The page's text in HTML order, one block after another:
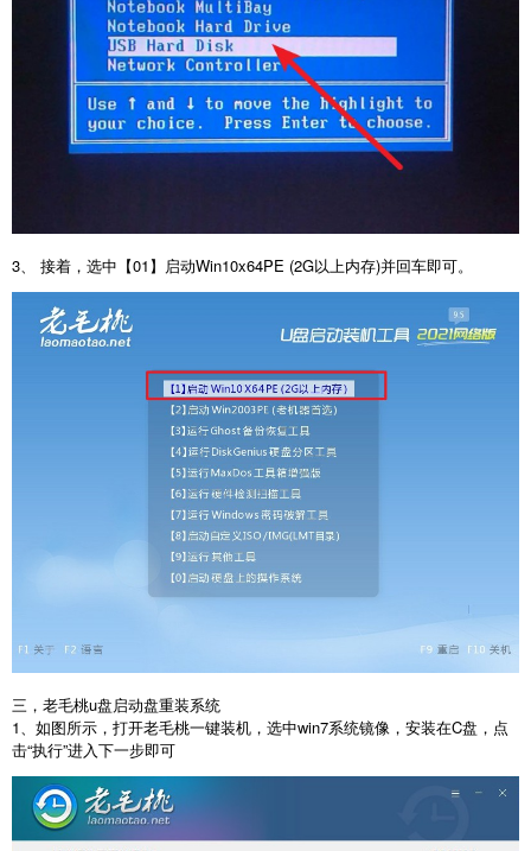
3、 接着，选中【01】启动Win10x64PE (2G以上内存)并回车即可。
三，老毛桃u盘启动盘重装系统
1、如图所示，打开老毛桃一键装机，选中win7系统镜像，安装在C盘，点
击“执行”进入下一步即可